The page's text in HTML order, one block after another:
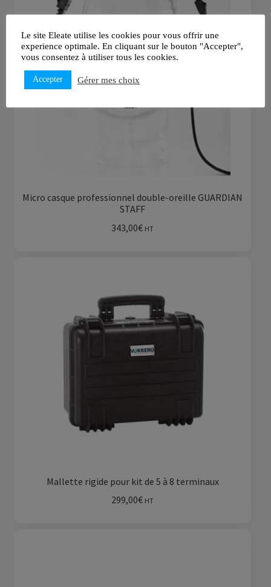
Micro casque professionnel double-oreille GUARDIAN
STAFF
343,00€ HT
Mallette rigide pour kit de 5 à 8 terminaux
299,00€ HT
Le site Eleate utilise les cookies pour vous offrir une
experience optimale. En cliquant sur le bouton "Accepter",
vous consentez à utiliser tous les cookies.
Accepter Gérer mes choix